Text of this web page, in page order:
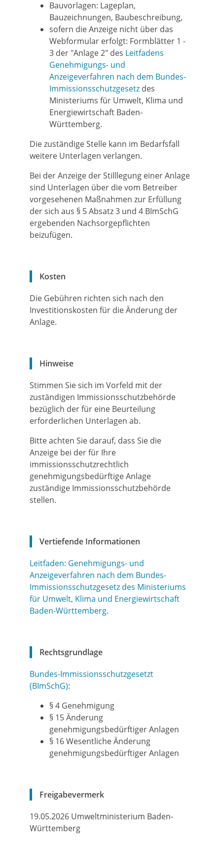
Bauvorlagen: Lageplan,
Bauzeichnungen, Baubeschreibung,
sofern die Anzeige nicht über das
Webformular erfolgt: Formblätter 1 -
3 der "Anlage 2" des Leitfadens
Genehmigungs- und
Anzeigeverfahren nach dem Bundes-
Immissionsschutzgesetz des
Ministeriums für Umwelt, Klima und
Energiewirtschaft Baden-
Württemberg.
Die zuständige Stelle kann im Bedarfsfall
weitere Unterlagen verlangen.
Bei der Anzeige der Stilllegung einer Anlage
sind Unterlagen über die vom Betreiber
vorgesehenen Maßnahmen zur Erfüllung
der sich aus § 5 Absatz 3 und 4 BImSchG
ergebenden Nachsorgepflichten
beizufügen.
Kosten
Die Gebühren richten sich nach den
Investitionskosten für die Änderung der
Anlage.
Hinweise
Stimmen Sie sich im Vorfeld mit der
zuständigen Immissionsschutzbehörde
bezüglich der für eine Beurteilung
erforderlichen Unterlagen ab.
Bitte achten Sie darauf, dass Sie die
Anzeige bei der für Ihre
immissionsschutzrechtlich
genehmigungsbedürftige Anlage
zuständige Immissionsschutzbehörde
stellen.
Vertiefende Informationen
Leitfaden: Genehmigungs- und
Anzeigeverfahren nach dem Bundes-
Immissionsschutzgesetz des Ministeriums
für Umwelt, Klima und Energiewirtschaft
Baden-Württemberg.
Rechtsgrundlage
Bundes-Immissionsschutzgesetzt
(BImSchG):
§ 4 Genehmigung
§ 15Änderung
genehmigungsbedürftiger Anlagen
§ 16 Wesentliche Änderung
genehmigungsbedürftiger Anlagen
Freigabevermerk
19.05.2026 Umweltministerium Baden-
Württemberg